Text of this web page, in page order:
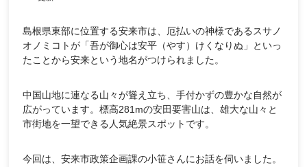
島根県東部に位置する安来市は、厄払いの神様であるスサノ
オノミコトが「吾が御心は安平（やす）けくなりぬ」といっ
たことから安来という地名がつけられました。
中国山地に連なる山々が聳え立ち、手付かずの豊かな自然が
広がっています。標高281mの安田要害山は、雄大な山々と
市街地を一望できる人気絶景スポットです。
今回は、安来市政策企画課の小笹さんにお話を伺いました。